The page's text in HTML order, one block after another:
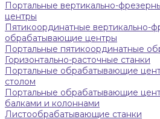
Портальные вертикально-
центры
Пятикоординатные вертикально-
обрабатывающие центры
Портальные пятикоординатные
Горизонтально-расточные станки
Портальные обрабатывающие
столом
Портальные обрабатывающие
балками и колоннами
Листообрабатывающие станки